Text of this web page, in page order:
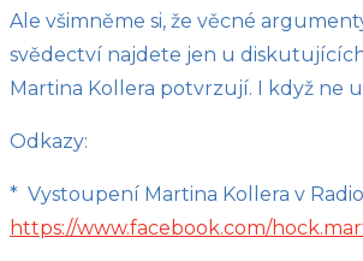
Ale všimněme si, že věcné
svědectví najdete jen u
Martina Kollera potvrzují. I když ne
Odkazy:
* Vystoupení Martina Kollera v
https://www.facebook.com/